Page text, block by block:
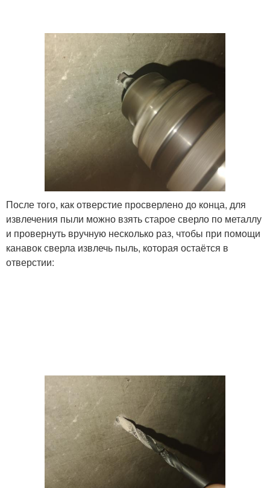
После того, как отверстие просверлено до конца, для
извлечения пыли можно взять старое сверло по металлу
и провернуть вручную несколько раз, чтобы при помощи
канавок сверла извлечь пыль, которая остаётся в
отверстии: